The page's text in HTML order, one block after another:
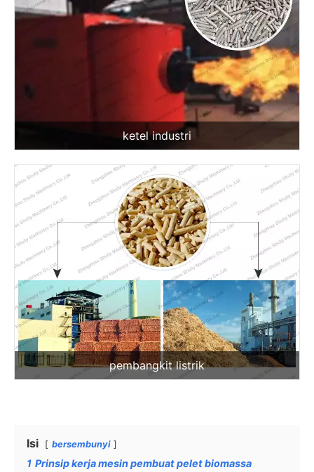
ketel industri
pembangkit listrik
Isi bersembunyi
1 Prinsip kerja mesin pembuat pelet biomassa